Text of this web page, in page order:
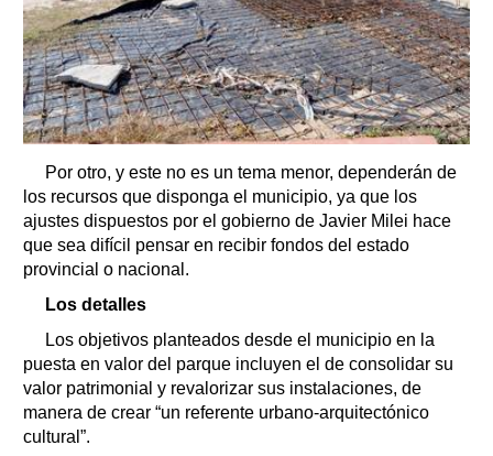
Por otro, y este no es un tema menor, dependerán de
los recursos que disponga el municipio, ya que los
ajustes dispuestos por el gobierno de Javier Milei hace
que sea difícil pensar en recibir fondos del estado
provincial o nacional.
Los detalles
Los objetivos planteados desde el municipio en la
puesta en valor del parque incluyen el de consolidar su
valor patrimonial y revalorizar sus instalaciones, de
manera de crear “un referente urbano-arquitectónico
cultural”.